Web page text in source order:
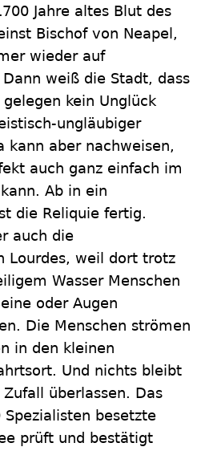
Jahre altes Blut des
Bischof von Neapel,
wieder auf
weiß die Stadt, dass
kein Unglück
ungläubiger
kann aber nachweisen,
auch ganz einfach im
Ab in ein
die Reliquie fertig.
auch die
Lourdes, weil dort trotz
Wasser Menschen
oder Augen
Die Menschen strömen
in den kleinen
Und nichts bleibt
überlassen. Das
besetzte
prüft und bestätigt